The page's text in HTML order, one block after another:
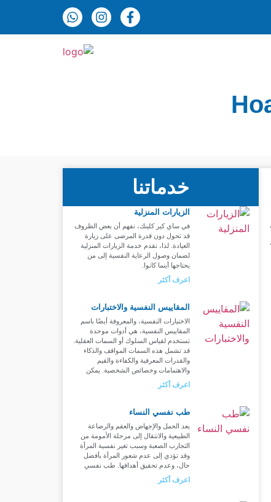
خدماتنا
الزيارات المنزلية
في ساي كير كلينك، نفهم أن بعض الظروف
قد تحول دون قدرة المرضى على زيارة
العيادة. لذا، نقدم خدمة الزيارات المنزلية
لضمان وصول الرعاية النفسية إلى من
يحتاجها أينما كانوا.
اعرف أكثر
المقاييس النفسية والاختبارات
الاختبارات النفسية، والمعروفة أيضًا باسم
المقاييس النفسية، هي أدوات موحدة
تستخدم لقياس السلوك أو السمات العقلية.
قد تشمل هذه السمات المواقف والذكاء
والقدرات المعرفية والكفاءة والقيم
والاهتمامات وخصائص الشخصية. يمكن
اعرف أكثر
طب نفسي النساء
يعد الحمل والإجهاض والعقم والرضاعة
الطبيعية والانتقال إلى مرحلة الأمومة من
التجارب الصعبة وسبب تغير نفسية المرأة
وقد تؤدي إلى عدم شعور المرأة بأفضل
حال، وعدم تحقيق أهدافها. طب نفسي
اعرف أكثر